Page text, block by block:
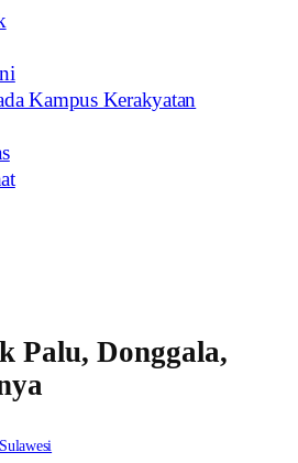
Kampus Kerakyatan
Palu, Donggala,